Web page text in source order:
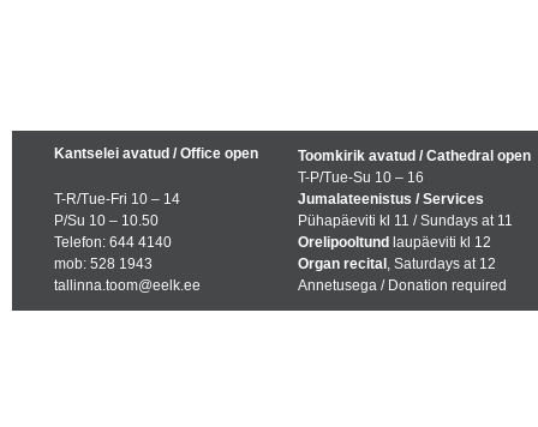
Kantselei avatud / Office open
T-R/Tue-Fri 10 – 14
P/Su 10 – 10.50
Telefon: 644 4140
mob: 528 1943
tallinna.toom@eelk.ee
Toomkirik avatud / Cathedral open
T-P/Tue-Su 10 – 16
Jumalateenistus / Services
Pühapäeviti kl 11 / Sundays at 11
Orelipooltund laupäeviti kl 12
Organ recital , Saturdays at 12
Annetusega / Donation required